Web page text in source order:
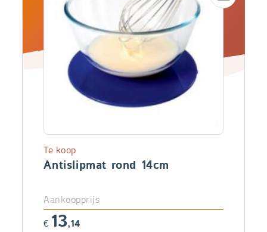
Antislipmat rond 14cm
Te koop
Aankoopprijs
€ 13,14